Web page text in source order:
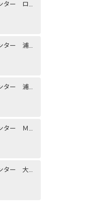
埼玉カンファレンスセンター ロイヤルパインズホテル浦和
埼玉カンファレンスセンター 浦和：小峰ビル
埼玉カンファレンスセンター 浦和ガーデンビル
埼玉カンファレンスセンター Ｍｉｏｘフジコー
埼玉カンファレンスセンター 大宮西口DOMⅡ